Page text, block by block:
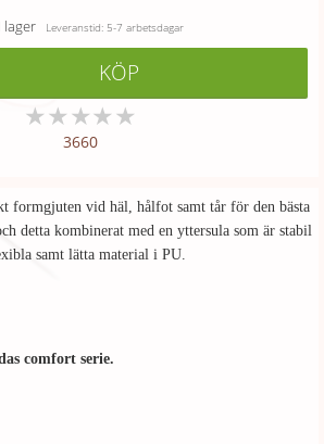
I lager Leveranstid: 5-7 arbetsdagar
KÖP
★★★★★
3660
formgjuten vid häl, hålfot samt tår för den bästa
detta kombinerat med en yttersula som är stabil
samt lätta material i PU.
comfort serie.